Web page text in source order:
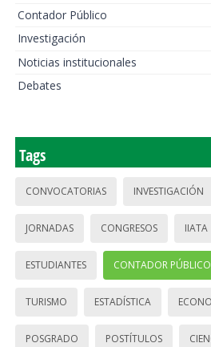
Contador Público
Investigación
Noticias institucionales
Debates
Tags
CONVOCATORIAS INVESTIGACIÓN
JORNADAS CONGRESOS IIATA
ESTUDIANTES CONTADOR PÚBLICO
TURISMO ESTADÍSTICA
POSGRADO POSTÍTULOS